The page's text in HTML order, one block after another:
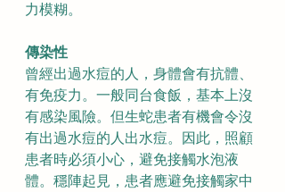
力模糊。
傳染性
曾經出過水痘的人，身體會有抗體、
有免疫力。一般同台食飯，基本上沒
有感染風險。但生蛇患者有機會令沒
有出過水痘的人出水痘。因此，照顧
患者時必須小心，避免接觸水泡液
體。穩陣起見，患者應避免接觸家中